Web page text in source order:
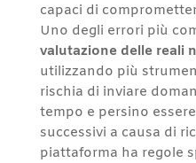
capaci di
Uno degli errori più
valutazione delle reali
utilizzando più
rischia di inviare
tempo e persino
successivi a causa di
piattaforma ha regole